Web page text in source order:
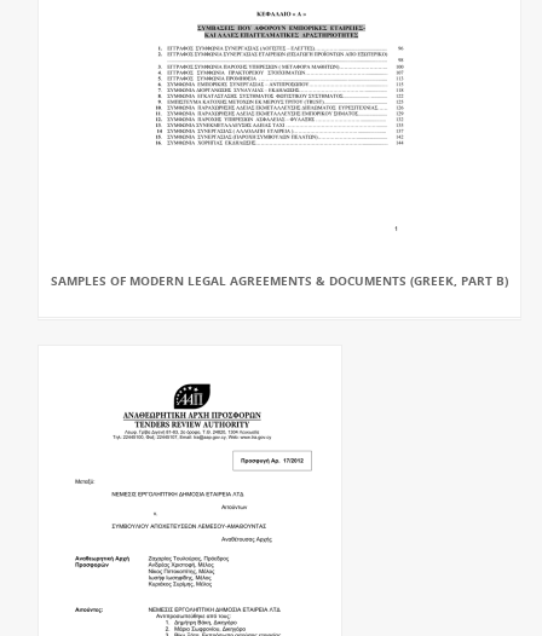
SAMPLES OF MODERN LEGAL AGREEMENTS & DOCUMENTS (GREEK, PART B)